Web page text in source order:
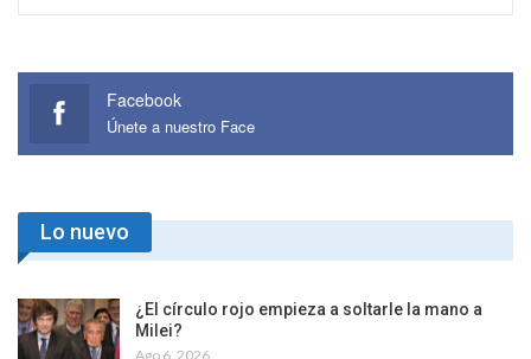
Facebook
Únete a nuestro Face
Lo nuevo
¿El círculo rojo empieza a soltarle la mano a
Milei?
Ago 6, 2026